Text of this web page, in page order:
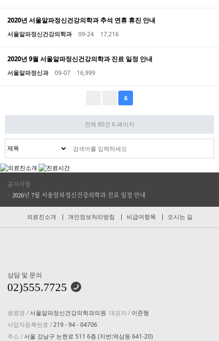
2020년 서울알파정신건강의학과 추석 연휴 휴진 안내
서울알파정신건강의학과 09-24 17,216
2020년 9월 서울알파정신건강의학과 진료 일정 안내
서울알파정신과 09-07 16,999
6
전체 80건 6 페이지
공지사항
· 비급여 항목 안내
· 2026년 8월 서울알파정신건강의학과 진료 일정 안내
· 2026년 7월 서울알파정신건강의학과 진료 일정 안내
의료진소개 개인정보처리방침 비급여항목 오시는 길
상담 및 문의
02)555.7725
병원명 / 서울알파정신건강의학과의원 대표자 / 이준형
사업자등록번호 /219 - 94 - 04706
주소 / 서울 강남구 논현로 511 6층 (지번:역삼동 641-20)